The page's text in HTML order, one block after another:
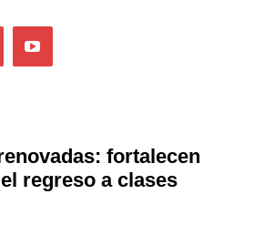
fortalecen
regreso a clases